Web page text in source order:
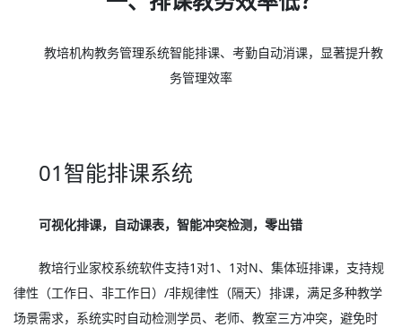
教培机构教务管理系统智能排课、考勤自动消课，显著提升教
务管理效率
01智能排课系统
可视化排课，自动课表，智能冲突检测，零出错
教培行业家校系统软件支持1对1、1对N、集体班排课，支持规
律性（工作日、非工作日）/非规律性（隔天）排课，满足多种教学
场景需求，系统实时自动检测学员、老师、教室三方冲突，避免时